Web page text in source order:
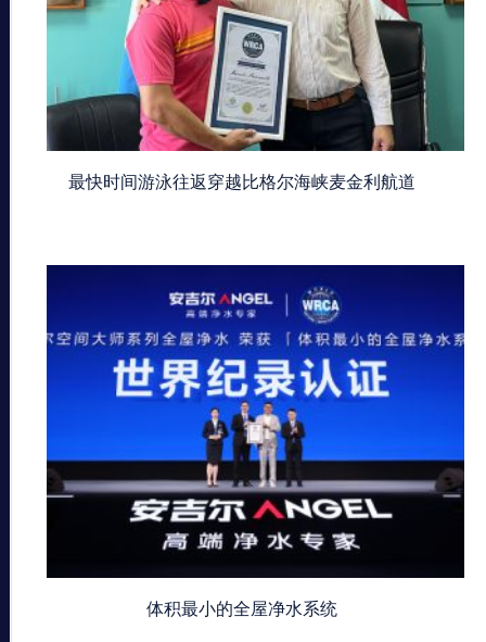
最快时间游泳往返穿越比格尔海峡麦金利航道
体积最小的全屋净水系统